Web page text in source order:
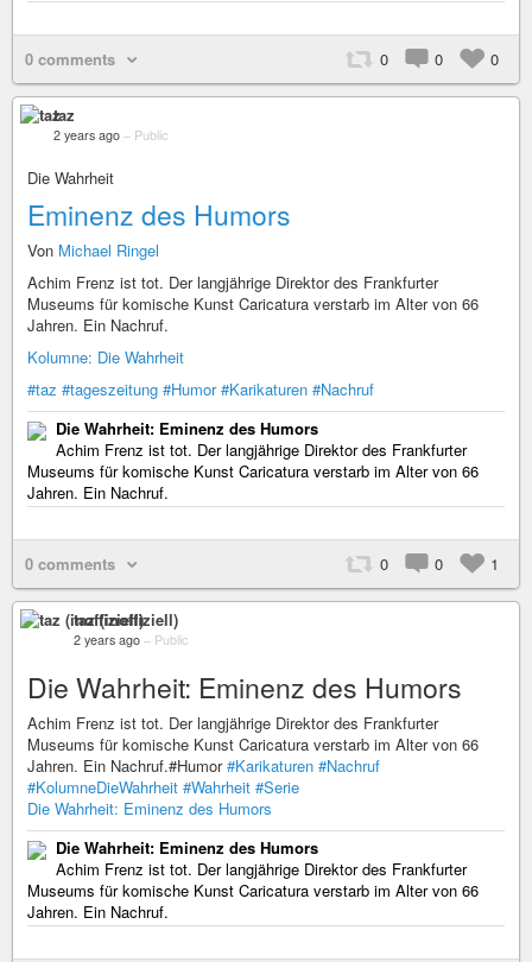
0 comments 0 0 0
taz
2 years ago – Public
Die Wahrheit
Eminenz des Humors
Von Michael Ringel
Achim Frenz ist tot. Der langjährige Direktor des Frankfurter
Museums für komische Kunst Caricatura verstarb im Alter von 66
Jahren. Ein Nachruf.
Kolumne: Die Wahrheit
#taz #tageszeitung #Humor #Karikaturen #Nachruf
Die Wahrheit: Eminenz des Humors
Achim Frenz ist tot. Der langjährige Direktor des Frankfurter
Museums für komische Kunst Caricatura verstarb im Alter von 66
Jahren. Ein Nachruf.
0 comments 0 0 1
taz (inoffiziell)
2 years ago – Public
Die Wahrheit: Eminenz des Humors
Achim Frenz ist tot. Der langjährige Direktor des Frankfurter
Museums für komische Kunst Caricatura verstarb im Alter von 66
Jahren. Ein Nachruf.#Humor#Karikaturen #Nachruf
#KolumneDieWahrheit #Wahrheit #Serie
Die Wahrheit: Eminenz des Humors
Die Wahrheit: Eminenz des Humors
Achim Frenz ist tot. Der langjährige Direktor des Frankfurter
Museums für komische Kunst Caricatura verstarb im Alter von 66
Jahren. Ein Nachruf.